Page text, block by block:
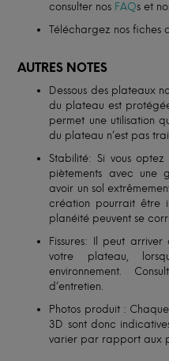
consulter nos FAQs et
Téléchargez nos fiches
AUTRES NOTES
Dessous des plateaux
du plateau est
permet une utilisation
du plateau n’est pas
Stabilité: Si vous
piètements avec une
avoir un sol
création pourrait être
planéité peuvent se
Fissures: Il peut
votre plateau,
environnement.
d’entretien.
Photos produit :
3D sont donc
varier par rapport aux